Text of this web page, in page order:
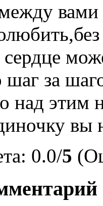
вами
шаг за
над этим
вы
0.0/5